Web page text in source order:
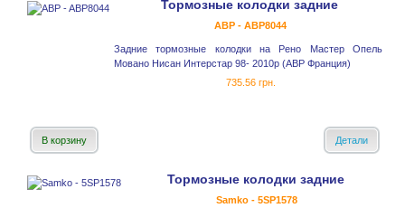
Тормозные колодки задние
ABP - ABP8044
Задние тормозные колодки на Рено Мастер Опель
Мовано Нисан Интерстар 98- 2010р (ABP Франция)
735.56 грн.
В корзину Детали
Тормозные колодки задние
Samko - 5SP1578